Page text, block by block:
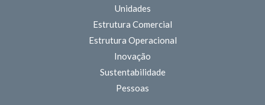
Unidades
Estrutura Comercial
Estrutura Operacional
Inovação
Sustentabilidade
Pessoas